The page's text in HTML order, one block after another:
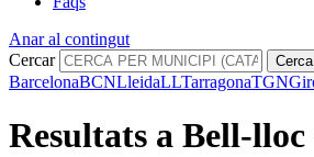
Anar al contingut
Cercar
Cerca
BarcelonaBCNLleidaLLTarragonaTGN
Resultats a Bell-